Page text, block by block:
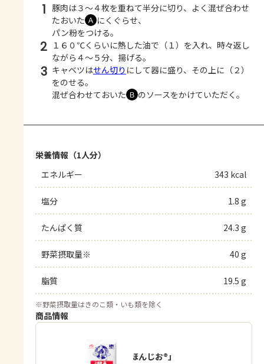
1 豚肉は３～４枚を重ねて半分に切り、よく混ぜ合わせ
たおいた Ａ にくぐらせ、
パン粉をつける。
2 １６０℃くらいに熱した油で（１）を入れ、時々返し
ながら４～５分、揚げる。
3 キャベツはせん切り にして器に盛り、その上に（２）
をのせる。
混ぜ合わせておいた Ｂ のソースをかけていただく。
栄養情報（1人分）
エネルギー
343 kcal
塩分 1.8 g
たんぱく質 24.3 g
野菜摂取量※ 40 g
脂質 19.5 g
※野菜摂取量はきのこ類・いも類を除く
商品情報
「瀬戸のほんじお®」